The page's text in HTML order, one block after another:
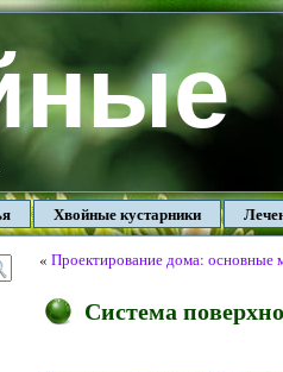
Хвойные кустарники
« Проектирование дома: основные
Система